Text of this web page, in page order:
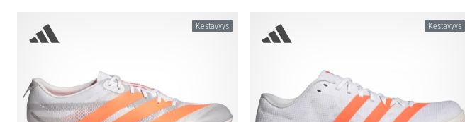
36 36⅔ 37⅓ 38 38⅔ 39⅓ 40 40⅔ 41⅓ 42 39⅓ 40 40⅔ 41⅓ 42⅔ 43⅓ 44⅔ 45⅓
Kestävyys Kestävyys